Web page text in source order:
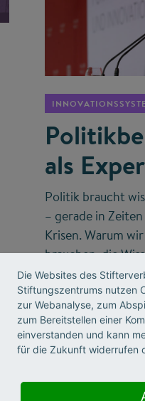
als
Politik braucht
– gerade in
Krisen. Warum
brauchen, die
Wirtschaft und
Volker Meyer-
Stifterverbandes.
Die Websites des
Stiftungszentrums nutzen
zur Webanalyse, zum
zum Bereitstellen einer
einverstanden und kann
für die Zukunft widerrufen